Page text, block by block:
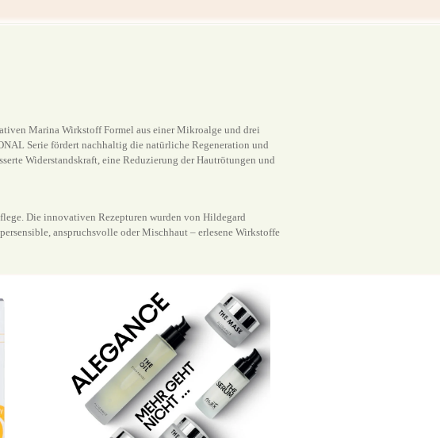
Marina Wirkstoff Formel aus einer Mikroalge und drei
Serie fördert nachhaltig die natürliche Regeneration und
Widerstandskraft, eine Reduzierung der Hautrötungen und
Die innovativen Rezepturen wurden von Hildegard
anspruchsvolle oder Mischhaut – erlesene Wirkstoffe